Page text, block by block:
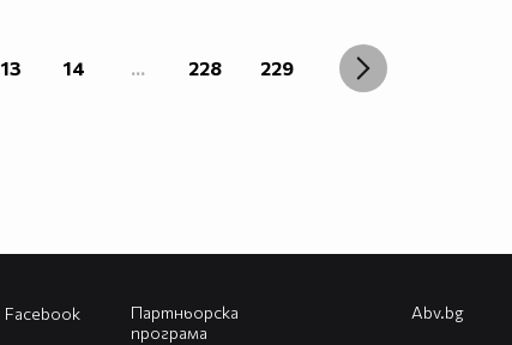
13 14 ... 228 229
Партньорска
програма
Facebook Abv.bg